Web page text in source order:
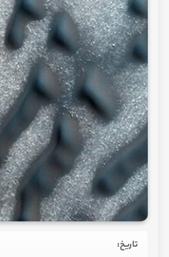
تاریخ: